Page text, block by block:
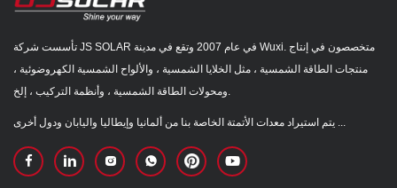
تأسست شركة JS SOLAR في عام 2007 وتقع في مدينة Wuxi. متخصصون في إنتاج
منتجات الطاقة الشمسية ، مثل الخلايا الشمسية ، والألواح الشمسية الكهروضوئية ،
ومحولات الطاقة الشمسية ، وأنظمة التركيب ، إلخ.
يتم استيراد معدات الأتمتة الخاصة بنا من ألمانيا وإيطاليا واليابان ودول أخرى ...